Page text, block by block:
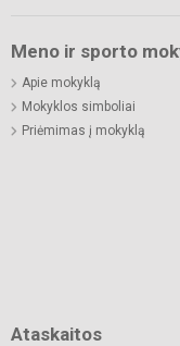
Meno ir sporto
Apie mokyklą
Mokyklos simboliai
Priėmimas į mokyklą
Ataskaitos